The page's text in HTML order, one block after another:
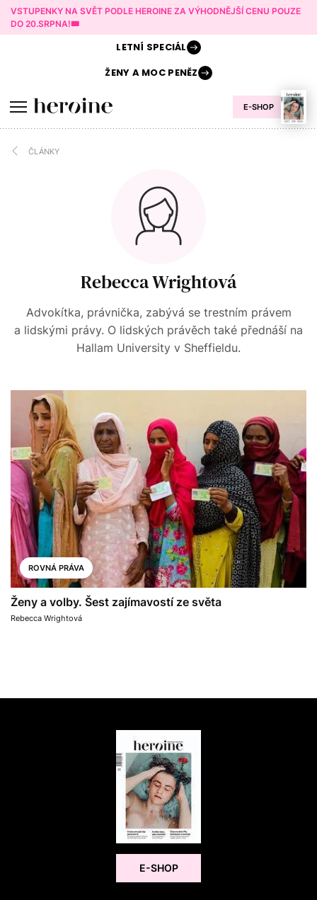
VSTUPENKY NA SVĚT PODLE HEROINE ZA VÝHODNĚJŠÍ CENU POUZE
DO 20.SRPNA!🎟️
E-SHOP
LETNÍ SPECIÁL
ŽENY AMOC PENĚZ
ČLÁNKY
Rebecca Wrightová
Advokítka, právnička, zabývá se trestním právem
a lidskými právy. O lidských právěch také přednáší na
Hallam University v Sheffieldu.
ROVNÁ PRÁVA
Ženy a volby. Šest zajímavostí ze světa
Rebecca Wrightová
E-SHOP